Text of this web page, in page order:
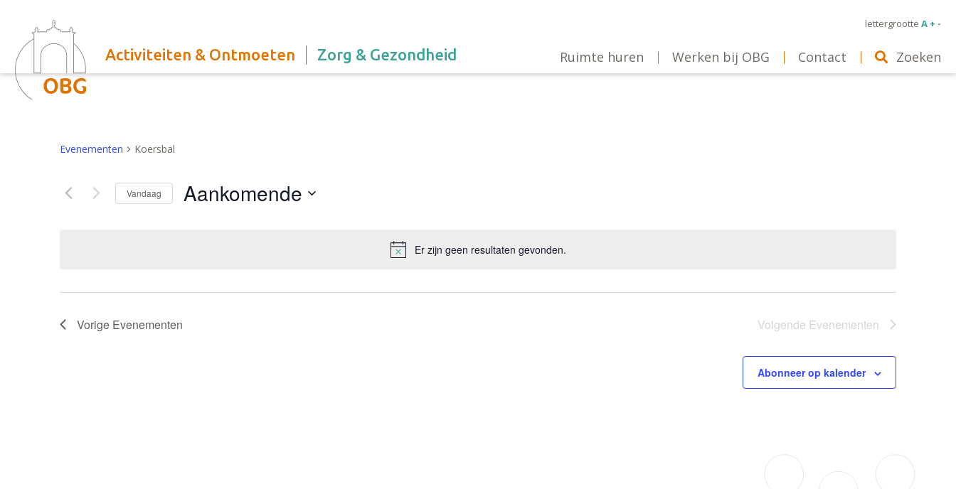
Bericht
Er zijn geen resultaten gevonden.
Evenementen Koersbal
Vandaag Aankomende
Vorige Evenementen Volgende Evenementen
Abonneer op kalender
lettergrootte A + -
Activiteiten & Ontmoeten Zorg & Gezondheid Ruimte huren Werken bij OBG Contact Zoeken